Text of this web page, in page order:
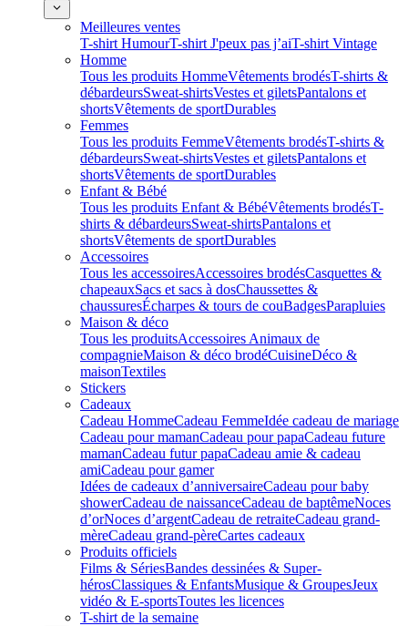
Meilleures ventes
T-shirt HumourT-shirt J'peux pas j’aiT-shirt Vintage
Homme
Tous les produits HommeVêtements brodésT-shirts &
débardeursSweat-shirtsVestes et giletsPantalons et
shortsVêtements de sportDurables
Femmes
Tous les produits FemmeVêtements brodésT-shirts &
débardeursSweat-shirtsVestes et giletsPantalons et
shortsVêtements de sportDurables
Enfant & Bébé
Tous les produits Enfant & BébéVêtements brodésT-
shirts & débardeursSweat-shirtsPantalons et
shortsVêtements de sportDurables
Accessoires
Tous les accessoiresAccessoires brodésCasquettes &
chapeauxSacs et sacs à dosChaussettes &
chaussuresÉcharpes & tours de couBadgesParapluies
Maison & déco
Tous les produitsAccessoires Animaux de
compagnieMaison & déco brodéCuisineDéco &
maisonTextiles
Stickers
Cadeaux
Cadeau HommeCadeau FemmeIdée cadeau de mariage​
Cadeau pour mamanCadeau pour papaCadeau future
mamanCadeau futur papaCadeau amie & cadeau
amiCadeau pour gamer
Idées de cadeaux d’anniversaireCadeau pour baby
showerCadeau de naissanceCadeau de baptêmeNoces
d’orNoces d’argentCadeau de retraiteCadeau grand-
mèreCadeau grand-pèreCartes cadeaux
Produits officiels
Films & SériesBandes dessinées & Super-
hérosClassiques & EnfantsMusique & GroupesJeux
vidéo & E-sportsToutes les licences
T-shirt de la semaine